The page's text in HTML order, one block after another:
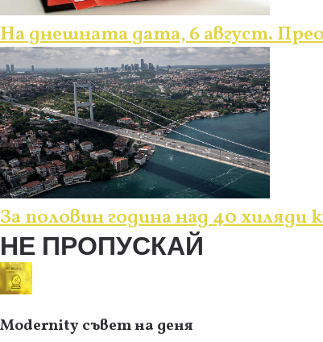
На днешната дата, 6 август.
За половин година над 40 хиляди
НЕ ПРОПУСКАЙ
Modernity съвет на деня